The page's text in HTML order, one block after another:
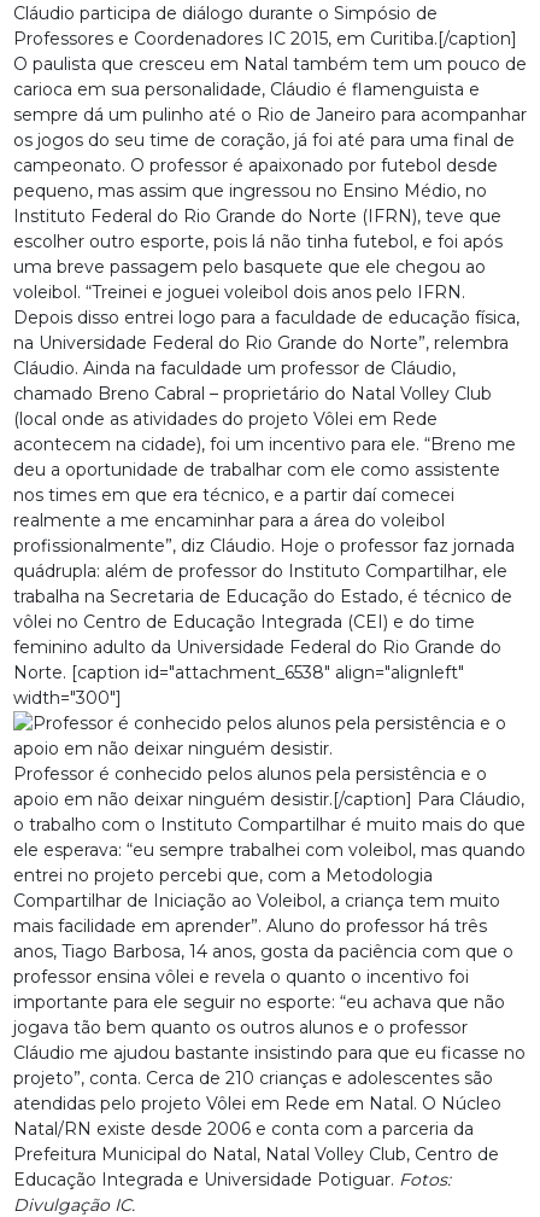
Cláudio participa de diálogo durante o Simpósio de
Professores e Coordenadores IC 2015, em Curitiba.[/caption]
O paulista que cresceu em Natal também tem um pouco de
carioca em sua personalidade, Cláudio é flamenguista e
sempre dá um pulinho até o Rio de Janeiro para acompanhar
os jogos do seu time de coração, já foi até para uma final de
campeonato. O professor é apaixonado por futebol desde
pequeno, mas assim que ingressou no Ensino Médio, no
Instituto Federal do Rio Grande do Norte (IFRN), teve que
escolher outro esporte, pois lá não tinha futebol, e foi após
uma breve passagem pelo basquete que ele chegou ao
voleibol. “Treinei e joguei voleibol dois anos pelo IFRN.
Depois disso entrei logo para a faculdade de educação física,
na Universidade Federal do Rio Grande do Norte”, relembra
Cláudio. Ainda na faculdade um professor de Cláudio,
chamado Breno Cabral – proprietário do Natal Volley Club
(local onde as atividades do projeto Vôlei em Rede
acontecem na cidade), foi um incentivo para ele. “Breno me
deu a oportunidade de trabalhar com ele como assistente
nos times em que era técnico, e a partir daí comecei
realmente a me encaminhar para a área do voleibol
profissionalmente”, diz Cláudio. Hoje o professor faz jornada
quádrupla: além de professor do Instituto Compartilhar, ele
trabalha na Secretaria de Educação do Estado, é técnico de
vôlei no Centro de Educação Integrada (CEI) e do time
feminino adulto da Universidade Federal do Rio Grande do
Norte. [caption id="attachment_6538" align="alignleft"
width="300"]
Professor é conhecido pelos alunos pela persistência e o
apoio em não deixar ninguém desistir.[/caption] Para Cláudio,
o trabalho com o Instituto Compartilhar é muito mais do que
ele esperava: “eu sempre trabalhei com voleibol, mas quando
entrei no projeto percebi que, com a Metodologia
Compartilhar de Iniciação ao Voleibol, a criança tem muito
mais facilidade em aprender”. Aluno do professor há três
anos, Tiago Barbosa, 14 anos, gosta da paciência com que o
professor ensina vôlei e revela o quanto o incentivo foi
importante para ele seguir no esporte: “eu achava que não
jogava tão bem quanto os outros alunos e o professor
Cláudio me ajudou bastante insistindo para que eu ficasse no
projeto”, conta. Cerca de 210 crianças e adolescentes são
atendidas pelo projeto Vôlei em Rede em Natal. O Núcleo
Natal/RN existe desde 2006 e conta com a parceria da
Prefeitura Municipal do Natal, Natal Volley Club, Centro de
Educação Integrada e Universidade Potiguar. Fotos:
Divulgação IC.